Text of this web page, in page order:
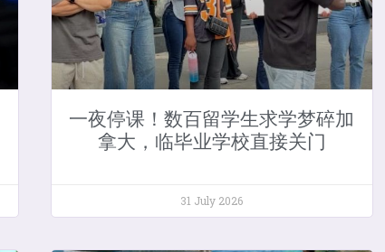
一夜停课！数百留学生求学梦碎加
拿大，临毕业学校直接关门
31 July 2026